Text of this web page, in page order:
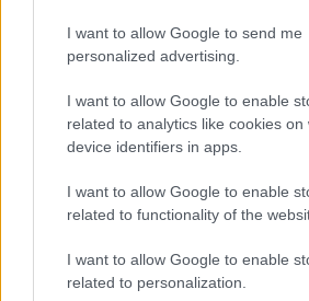
I want to allow Google to send me
personalized advertising.
I want to allow Google to enable
related to analytics like cookies on
device identifiers in apps.
I want to allow Google to enable
related to functionality of the
I want to allow Google to enable
related to personalization.
Jeśli mieliście okazję odwiedzić w
Wielką Brytanię (w tym Londyn),
zaskoczeni obecnością tej marki
bardzo popularne i nie ma w tym
Spalinowe samochody tej marki
się elektryków, które notują dobre